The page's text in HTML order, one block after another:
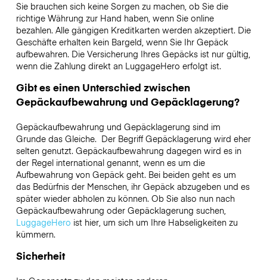
Sie brauchen sich keine Sorgen zu machen, ob Sie die
richtige Währung zur Hand haben, wenn Sie online
bezahlen. Alle gängigen Kreditkarten werden akzeptiert. Die
Geschäfte erhalten kein Bargeld, wenn Sie Ihr Gepäck
aufbewahren. Die Versicherung Ihres Gepäcks ist nur gültig,
wenn die Zahlung direkt an LuggageHero erfolgt ist.
Gibt es einen Unterschied zwischen
Gepäckaufbewahrung und Gepäcklagerung?
Gepäckaufbewahrung und Gepäcklagerung sind im
Grunde das Gleiche. Der Begriff Gepäcklagerung wird eher
selten genutzt. Gepäckaufbewahrung dagegen wird es in
der Regel international genannt, wenn es um die
Aufbewahrung von Gepäck geht. Bei beiden geht es um
das Bedürfnis der Menschen, ihr Gepäck abzugeben und es
später wieder abholen zu können. Ob Sie also nun nach
Gepäckaufbewahrung oder Gepäcklagerung suchen,
LuggageHero ist hier, um sich um Ihre Habseligkeiten zu
kümmern.
Sicherheit